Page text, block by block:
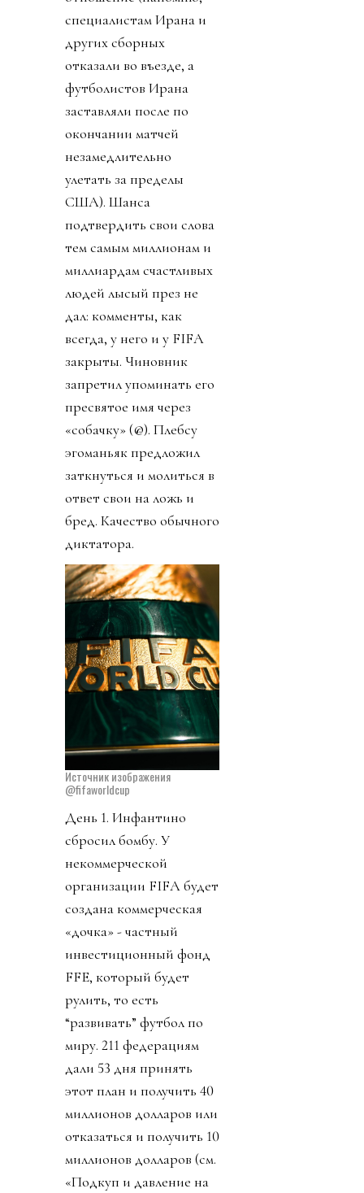
специалистам Ирана и
других сборных
отказали во въезде, а
футболистов Ирана
заставляли после по
окончании матчей
незамедлительно
улетать за пределы
США). Шанса
подтвердить свои слова
тем самым миллионам и
миллиардам счастливых
людей лысый през не
дал: комменты, как
всегда, у него и у FIFA
закрыты. Чиновник
запретил упоминать его
пресвятое имя через
«собачку» (@). Плебсу
эгоманьяк предложил
заткнуться и молиться в
ответ свои на ложь и
бред. Качество обычного
диктатора.
Источник изображения
@fifaworldcup
День 1. Инфантино
сбросил бомбу. У
некоммерческой
организации FIFA будет
создана коммерческая
«дочка» - частный
инвестиционный фонд
FFE, который будет
рулить, то есть
“развивать” футбол по
миру. 211 федерациям
дали 53 дня принять
этот план и получить 40
миллионов долларов или
отказаться и получить 10
миллионов долларов (см.
«Подкуп и давление на